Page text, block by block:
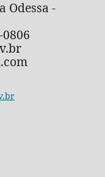
Odessa -
0806